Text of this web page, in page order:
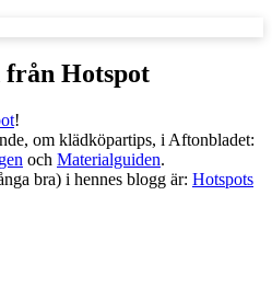
Hotspot
!
om klädköpartips, i Aftonbladet:
och Materialguiden.
bra) i hennes blogg är: Hotspots